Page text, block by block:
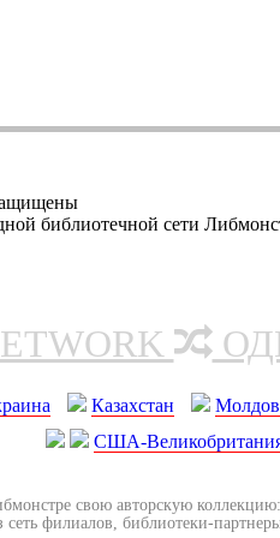
библиотечной сети
Казахстан
США-
свою авторскую
филиалов, библиотеки-